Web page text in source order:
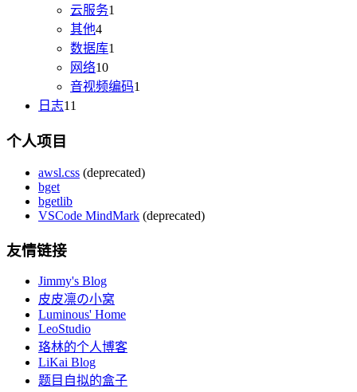
云服务1
其他4
数据库1
网络10
音视频编码1
日志11
个人项目
awsl.css (deprecated)
bget
bgetlib
VSCode MindMark (deprecated)
友情链接
Jimmy's Blog
皮皮凛の小窝
Luminous' Home
LeoStudio
珞林的个人博客
LiKai Blog
题目自拟的盒子